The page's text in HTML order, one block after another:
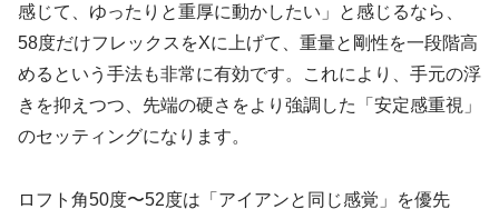
感じて、ゆったりと重厚に動かしたい」と感じるなら、
58度だけフレックスをXに上げて、重量と剛性を一段階高
める という手法も非常に有効です。これにより、手元の浮
きを抑えつつ、先端の硬さをより強調した「安定感重視」
のセッティングになります。
ロフト角50度〜52度は「アイアンと同じ感覚」を優先